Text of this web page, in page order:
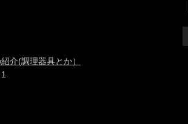
介(調理器具とか）
1